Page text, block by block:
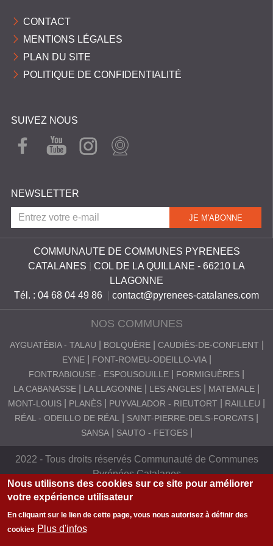
O
M
M
U
E
R
S
C
T
A
CONTACT
MENTIONS LÉGALES
PLAN DU SITE
POLITIQUE DE CONFIDENTIALITÉ
SUIVEZ NOUS
FAC
EBO
YOU
TUB
INST
AGR
WEB
CAM
NEWSLETTER
COMMUNAUTE DE COMMUNES PYRENEES
CATALANES
COL DE LA QUILLANE - 66210 LA
LLAGONNE
Tél. : 04 68 04 49 86
contact@pyrenees-catalanes.com
NOS COMMUNES
AYGUATÉBIA - TALAU BOLQUÈRE
CAUDIÈS-DE-CONFLENT
EYNE
FONT-ROMEU-ODEILLO-VIA
FONTRABIOUSE - ESPOUSOUILLE
FORMIGUÈRES
LA CABANASSE
LA LLAGONNE LES ANGLES
MATEMALE
MONT-LOUIS
PLANÈS PUYVALADOR - RIEUTORT
RAILLEU
RÉAL - ODEILLO DE RÉAL
SAINT-PIERRE-DELS-FORCATS
SANSA
SAUTO - FETGES
2022 - Tous droits réservés Communauté de Communes
Pyrénées Catalanes
Nous utilisons des cookies sur ce site pour améliorer
votre expérience utilisateur
En cliquant sur le lien de cette page, vous nous autorisez à définir des
cookies Plus d'infos